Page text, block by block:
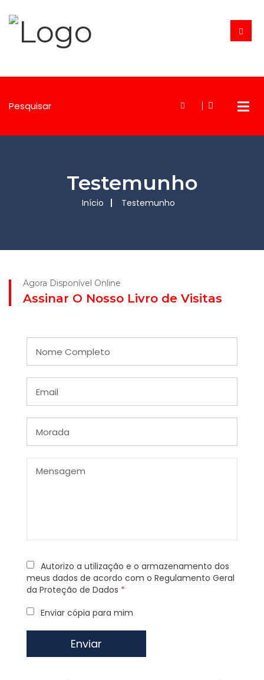
Testemunho
Início Testemunho
Agora Disponível Online
Assinar O Nosso Livro de Visitas
Autorizo a utilização e o armazenamento dos
meus dados de acordo com o Regulamento Geral
da Proteção de Dados *
Enviar cópia para mim
Enviar